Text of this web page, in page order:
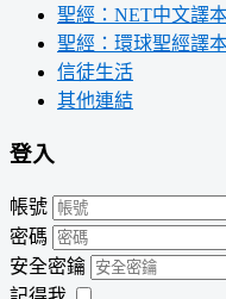
聖經：NET中文譯
聖經：環球聖經譯
信徒生活
其他連結
登入
帳號
密碼
安全密鑰